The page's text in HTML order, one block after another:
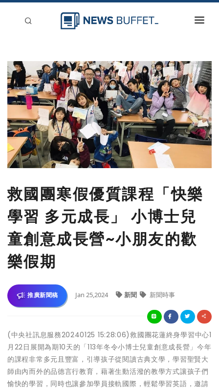
新聞稿分類
登入
刊登
救國團寒假優質課程「快樂
學習 多元成長」 小博士兒
童創意成長營~小朋友的歡
樂假期
推廣新聞稿 Jan 25,2024 新聞 新聞時事
(中央社訊息服務20240125 15:28:06)救國團花蓮終身學習中心1
月22日展開為期10天的「113年冬令小博士兒童創意成長營」今年
的課程非常多元且豐富，引導孩子從閱讀古典文學，學習聖賢大
師由內而外的品德言行教育，藉著生動活潑的教學方式讓孩子們
愉快的學習，同時也讓參加學員接軌國際，輕鬆學習英語，邀請